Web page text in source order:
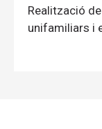
Realització
unifamiliars i